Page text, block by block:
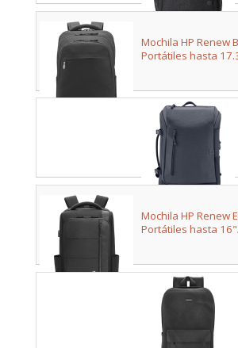
Mochila HP Renew
Portátiles hasta
Mochila HP Renew
Portátiles hasta